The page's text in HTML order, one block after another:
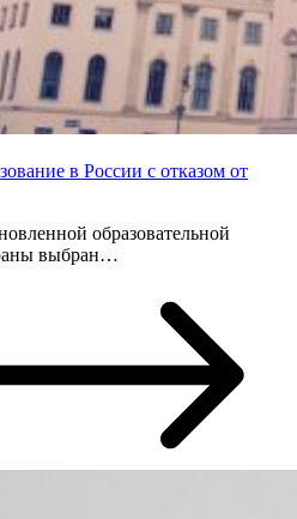
в России с отказом от
образовательной
выбран…